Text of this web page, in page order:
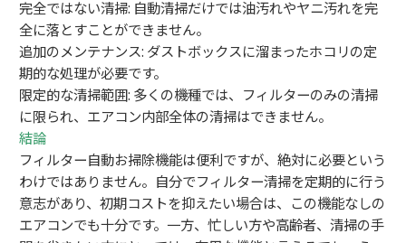
完全ではない清掃: 自動清掃だけでは油汚れやヤニ汚れを完
全に落とすことができません。
追加のメンテナンス: ダストボックスに溜まったホコリの定
期的な処理が必要です。
限定的な清掃範囲: 多くの機種では、フィルターのみの清掃
に限られ、エアコン内部全体の清掃はできません。
結論
フィルター自動お掃除機能は便利ですが、絶対に必要という
わけではありません。自分でフィルター清掃を定期的に行う
意志があり、初期コストを抑えたい場合は、この機能なしの
エアコンでも十分です。一方、忙しい方や高齢者、清掃の手